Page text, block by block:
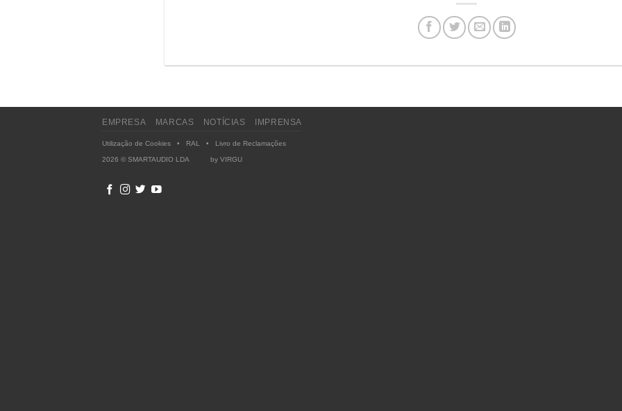
EMPRESA MARCAS NOTÍCIAS IMPRENSA
Utilização de Cookies • RAL • Livro de Reclamações
2026 © SMARTAUDIO LDA by VIRGU